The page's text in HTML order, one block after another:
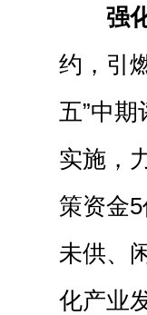
强
约，引
五”中
实施，
策资金
未供、
化产业